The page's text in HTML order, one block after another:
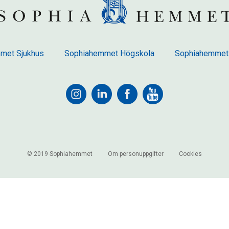
Sjukhus Sophiahemmet Högskola
© 2019 Sophiahemmet Om personuppgifter Cookies